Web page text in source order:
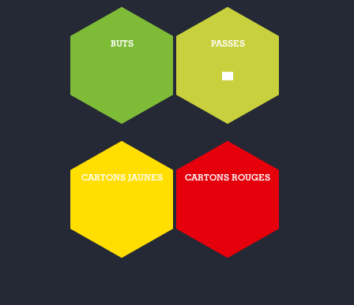
BUTS PASSES
-
CARTONS JAUNES CARTONS ROUGES